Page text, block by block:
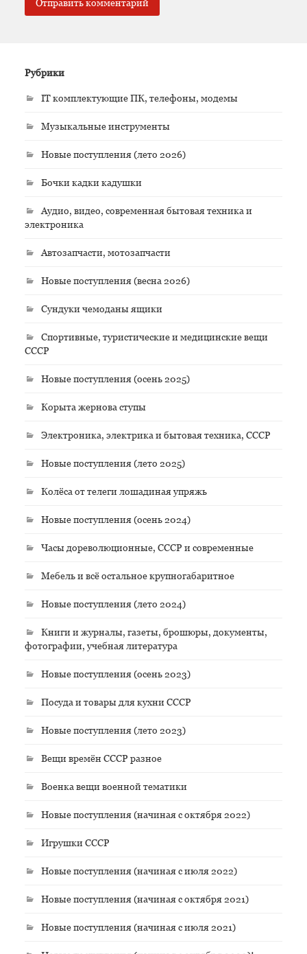
Рубрики
IT комплектующие ПК, телефоны, модемы
Музыкальные инструменты
Новые поступления (лето 2026)
Бочки кадки кадушки
Аудио, видео, современная бытовая техника и
электроника
Автозапчасти, мотозапчасти
Новые поступления (весна 2026)
Сундуки чемоданы ящики
Спортивные, туристические и медицинские вещи
СССР
Новые поступления (осень 2025)
Корыта жернова ступы
Электроника, электрика и бытовая техника, СССР
Новые поступления (лето 2025)
Колёса от телеги лошадиная упряжь
Новые поступления (осень 2024)
Часы дореволюционные, СССР и современные
Мебель и всё остальное крупногабаритное
Новые поступления (лето 2024)
Книги и журналы, газеты, брошюры, документы,
фотографии, учебная литература
Новые поступления (осень 2023)
Посуда и товары для кухни СССР
Новые поступления (лето 2023)
Вещи времён СССР разное
Военка вещи военной тематики
Новые поступления (начиная с октября 2022)
Игрушки СССР
Новые поступления (начиная с июля 2022)
Новые поступления (начиная с октября 2021)
Новые поступления (начиная с июля 2021)